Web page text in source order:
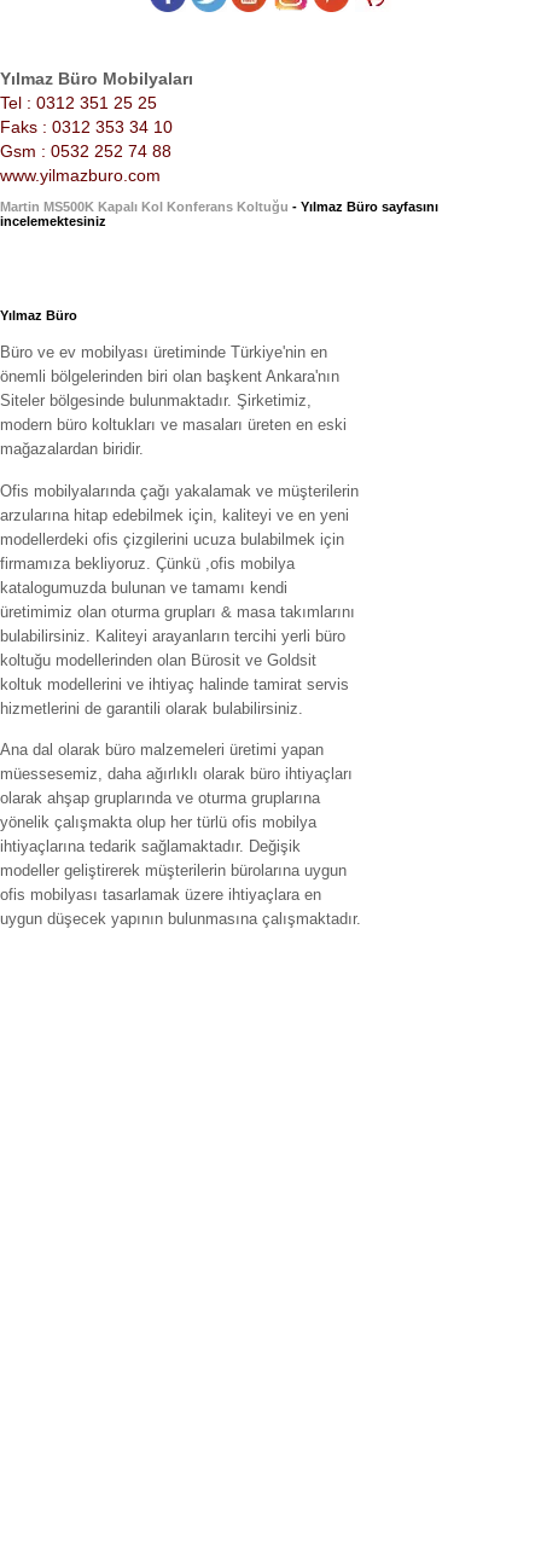
Yılmaz Büro Mobilyaları
Tel : 0312 351 25 25
Faks : 0312 353 34 10
Gsm : 0532 252 74 88
www.yilmazburo.com
Martin MS500K Kapalı Kol Konferans Koltuğu - Yılmaz Büro sayfasını
incelemektesiniz
Yılmaz Büro
Büro ve ev mobilyası üretiminde Türkiye'nin en
önemli bölgelerinden biri olan başkent Ankara'nın
Siteler bölgesinde bulunmaktadır. Şirketimiz,
modern büro koltukları ve masaları üreten en eski
mağazalardan biridir.
Ofis mobilyalarında çağı yakalamak ve müşterilerin
arzularına hitap edebilmek için, kaliteyi ve en yeni
modellerdeki ofis çizgilerini ucuza bulabilmek için
firmamıza bekliyoruz. Çünkü ,ofis mobilya
katalogumuzda bulunan ve tamamı kendi
üretimimiz olan oturma grupları & masa takımlarını
bulabilirsiniz. Kaliteyi arayanların tercihi yerli büro
koltuğu modellerinden olan Bürosit ve Goldsit
koltuk modellerini ve ihtiyaç halinde tamirat servis
hizmetlerini de garantili olarak bulabilirsiniz.
Ana dal olarak büro malzemeleri üretimi yapan
müessesemiz, daha ağırlıklı olarak büro ihtiyaçları
olarak ahşap gruplarında ve oturma gruplarına
yönelik çalışmakta olup her türlü ofis mobilya
ihtiyaçlarına tedarik sağlamaktadır. Değişik
modeller geliştirerek müşterilerin bürolarına uygun
ofis mobilyası tasarlamak üzere ihtiyaçlara en
uygun düşecek yapının bulunmasına çalışmaktadır.